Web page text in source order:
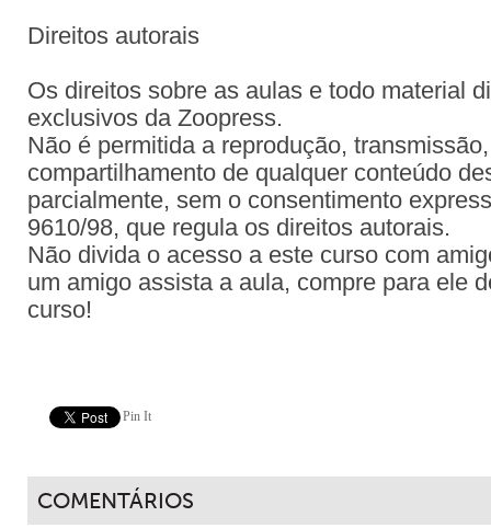
Direitos autorais
Os direitos sobre as aulas e todo material
exclusivos da Zoopress.
Não é permitida a reprodução,
compartilhamento de qualquer conteúdo
parcialmente, sem o consentimento
9610/98, que regula os direitos autorais.
Não divida o acesso a este curso com
um amigo assista a aula, compre para ele
curso!
Pin It
COMENTÁRIOS